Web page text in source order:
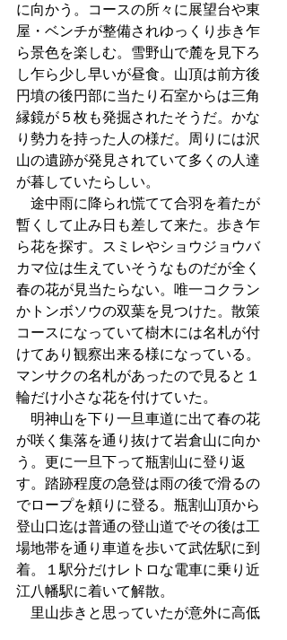
に向かう。コースの所々に展望台や東
屋・ベンチが整備されゆっくり歩き乍
ら景色を楽しむ。雪野山で麓を見下ろ
し乍ら少し早いが昼食。山頂は前方後
円墳の後円部に当たり石室からは三角
縁鏡が５枚も発掘されたそうだ。かな
り勢力を持った人の様だ。周りには沢
山の遺跡が発見されていて多くの人達
が暮していたらしい。
途中雨に降られ慌てて合羽を着たが
暫くして止み日も差して来た。歩き乍
ら花を探す。スミレやショウジョウバ
カマ位は生えていそうなものだが全く
春の花が見当たらない。唯一コクラン
かトンボソウの双葉を見つけた。散策
コースになっていて樹木には名札が付
けてあり観察出来る様になっている。
マンサクの名札があったので見ると１
輪だけ小さな花を付けていた。
明神山を下り一旦車道に出て春の花
が咲く集落を通り抜けて岩倉山に向か
う。更に一旦下って瓶割山に登り返
す。踏跡程度の急登は雨の後で滑るの
でロープを頼りに登る。瓶割山頂から
登山口迄は普通の登山道でその後は工
場地帯を通り車道を歩いて武佐駅に到
着。１駅分だけレトロな電車に乗り近
江八幡駅に着いて解散。
里山歩きと思っていたが意外に高低